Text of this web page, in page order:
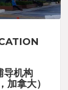
机构
加拿大）